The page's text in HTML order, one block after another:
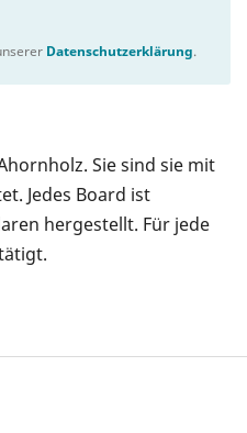
Datenschutzerklärung.
Sie sind sie mit
Jedes Board ist
hergestellt. Für jede